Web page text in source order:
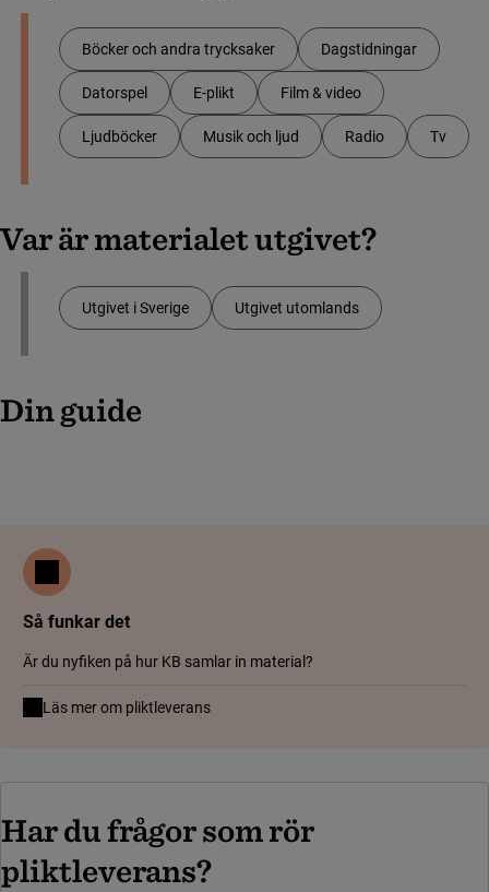
Böcker och andra trycksaker Dagstidningar
Datorspel E-plikt Film & video
Ljudböcker Musik och ljud Radio Tv
Var är materialet utgivet?
Utgivet i Sverige Utgivet utomlands
Din guide
Så funkar det
Är du nyfiken på hur KB samlar in material?
Läs mer om pliktleverans
Har du frågor som rör
pliktleverans?